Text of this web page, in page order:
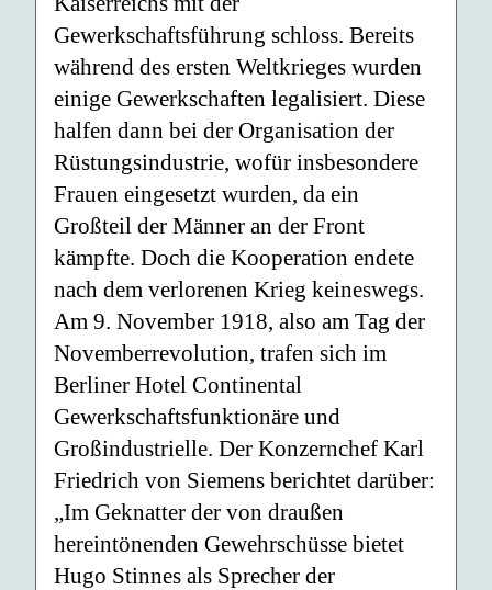
Gewerkschaftsführung schloss. Bereits
während des ersten Weltkrieges wurden
einige Gewerkschaften legalisiert. Diese
halfen dann bei der Organisation der
Rüstungsindustrie, wofür insbesondere
Frauen eingesetzt wurden, da ein
Großteil der Männer an der Front
kämpfte. Doch die Kooperation endete
nach dem verlorenen Krieg keineswegs.
Am 9. November 1918, also am Tag der
Novemberrevolution, trafen sich im
Berliner Hotel Continental
Gewerkschaftsfunktionäre und
Großindustrielle. Der Konzernchef Karl
Friedrich von Siemens berichtet darüber:
„Im Geknatter der von draußen
hereintönenden Gewehrschüsse bietet
Hugo Stinnes als Sprecher der